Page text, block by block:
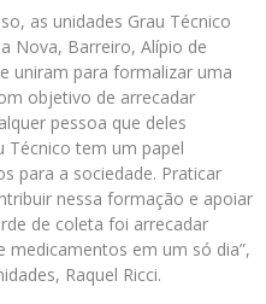
as unidades Grau Técnico
Nova, Barreiro, Alípio de
uniram para formalizar uma
objetivo de arrecadar
pessoa que deles
Técnico tem um papel
para a sociedade. Praticar
nessa formação e apoiar
de coleta foi arrecadar
medicamentos em um só dia”,
Raquel Ricci.